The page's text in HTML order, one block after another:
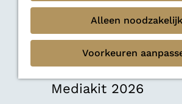
Alleen noodzakelijk
Voorkeuren
Mediakit 2026